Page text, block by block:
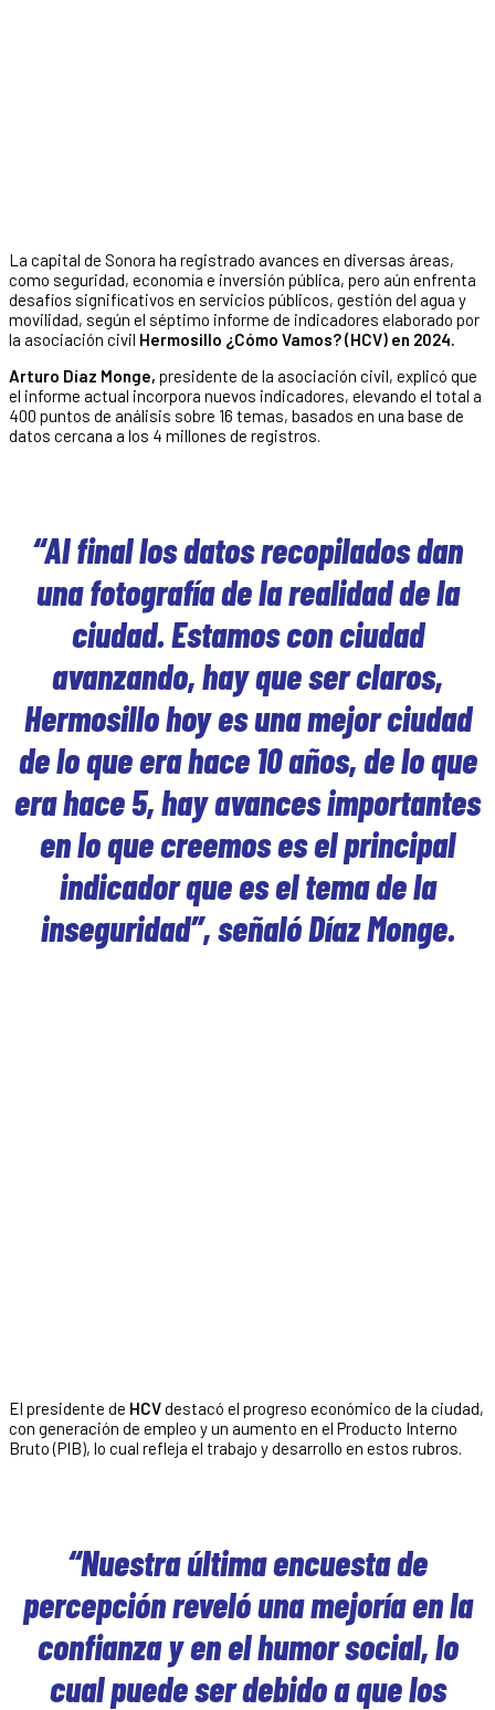
La capital de Sonora ha registrado avances en diversas áreas,
como seguridad, economía e inversión pública, pero aún enfrenta
desafíos significativos en servicios públicos, gestión del agua y
movilidad, según el séptimo informe de indicadores elaborado por
la asociación civil Hermosillo ¿Cómo Vamos? (HCV) en 2024.
Arturo Díaz Monge, presidente de la asociación civil, explicó que
el informe actual incorpora nuevos indicadores, elevando el total a
400 puntos de análisis sobre 16 temas, basados en una base de
datos cercana a los 4 millones de registros.
“Al final los datos recopilados dan
una fotografía de la realidad de la
ciudad. Estamos con ciudad
avanzando, hay que ser claros,
Hermosillo hoy es una mejor ciudad
de lo que era hace 10 años, de lo que
era hace 5, hay avances importantes
en lo que creemos es el principal
indicador que es el tema de la
inseguridad”, señaló Díaz Monge.
El presidente de HCVdestacó el progreso económico de la ciudad,
con generación de empleo y un aumento en el Producto Interno
Bruto (PIB), lo cual refleja el trabajo y desarrollo en estos rubros.
“Nuestra última encuesta de
percepción reveló una mejoría en la
confianza y en el humor social, lo
cual puede ser debido a que los